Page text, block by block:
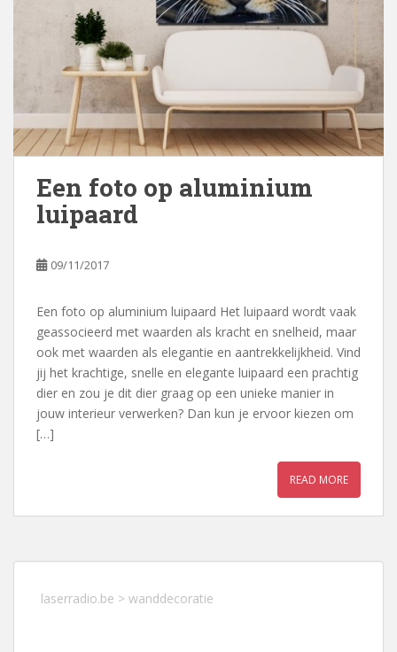
Een foto op aluminium
luipaard
09/11/2017
Een foto op aluminium luipaard Het luipaard wordt vaak
geassocieerd met waarden als kracht en snelheid, maar
ook met waarden als elegantie en aantrekkelijkheid. Vind
jij het krachtige, snelle en elegante luipaard een prachtig
dier en zou je dit dier graag op een unieke manier in
jouw interieur verwerken? Dan kun je ervoor kiezen om
[…]
READ MORE
laserradio.be > wanddecoratie